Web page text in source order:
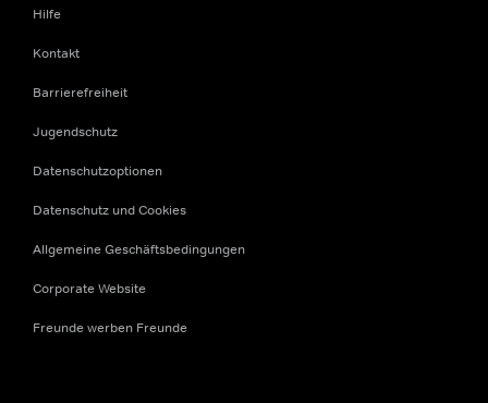
Hilfe
Kontakt
Barrierefreiheit
Jugendschutz
Datenschutzoptionen
Datenschutz und Cookies
Allgemeine Geschäftsbedingungen
Corporate Website
Freunde werben Freunde